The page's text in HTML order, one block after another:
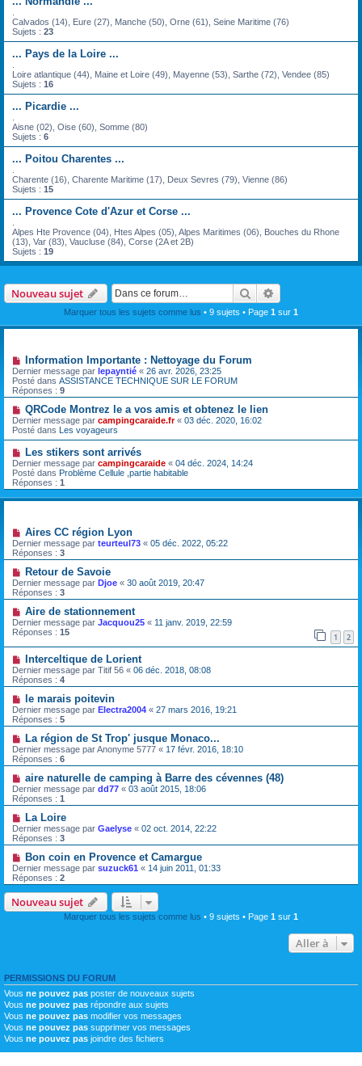
Calvados (14), Eure (27), Manche (50), Orne (61), Seine Maritime (76)
Sujets : 23
... Pays de la Loire ...
Loire atlantique (44), Maine et Loire (49), Mayenne (53), Sarthe (72), Vendee (85)
Sujets : 16
... Picardie ...
Aisne (02), Oise (60), Somme (80)
Sujets : 6
... Poitou Charentes ...
Charente (16), Charente Maritime (17), Deux Sevres (79), Vienne (86)
Sujets : 15
... Provence Cote d'Azur et Corse ...
Alpes Hte Provence (04), Htes Alpes (05), Alpes Maritimes (06), Bouches du Rhone
(13), Var (83), Vaucluse (84), Corse (2A et 2B)
Sujets : 19
Nouveau sujet Rechercher
Marquer tous les sujets comme lus • 9 sujets • Page 1 sur 1
Information Importante : Nettoyage du Forum
Dernier message par lepayntié « 26 avr. 2026, 23:25
Posté dans ASSISTANCE TECHNIQUE SUR LE FORUM
Réponses : 9
QRCode Montrez le a vos amis et obtenez le lien
Dernier message par campingcaraide.fr« 03 déc. 2020, 16:02
Posté dans Les voyageurs
Les stikers sont arrivés
Dernier message par campingcaraide « 04 déc. 2024, 14:24
Posté dans Problème Cellule ,partie habitable
Réponses : 1
Aires CC région Lyon
Dernier message par teurteul73 « 05 déc. 2022, 05:22
Réponses : 3
Retour de Savoie
Dernier message par Djoe « 30 août 2019, 20:47
Réponses : 3
Aire de stationnement
Dernier message par Jacquou25 « 11 janv. 2019, 22:59
Réponses : 15 1 2
Interceltique de Lorient
Dernier message par Titif 56 « 06 déc. 2018, 08:08
Réponses : 4
le marais poitevin
Dernier message par Electra2004 « 27 mars 2016, 19:21
Réponses : 5
La région de St Trop' jusque Monaco...
Dernier message parAnonyme 5777 « 17 févr. 2016, 18:10
Réponses : 6
aire naturelle de camping à Barre des cévennes (48)
Dernier message par dd77 « 03 août 2015, 18:06
Réponses : 1
La Loire
Dernier message par Gaelyse « 02 oct. 2014, 22:22
Réponses : 3
Bon coin en Provence et Camargue
Dernier message par suzuck61 « 14 juin 2011, 01:33
Réponses : 2
Nouveau sujet
Marquer tous les sujets comme lus • 9 sujets • Page 1 sur 1
Aller à
PERMISSIONS DU FORUM
Vous ne pouvez pas poster de nouveaux sujets
Vous ne pouvez pas répondre aux sujets
Vous ne pouvez pas modifier vos messages
Vous ne pouvez pas supprimer vos messages
Vous ne pouvez pas joindre des fichiers